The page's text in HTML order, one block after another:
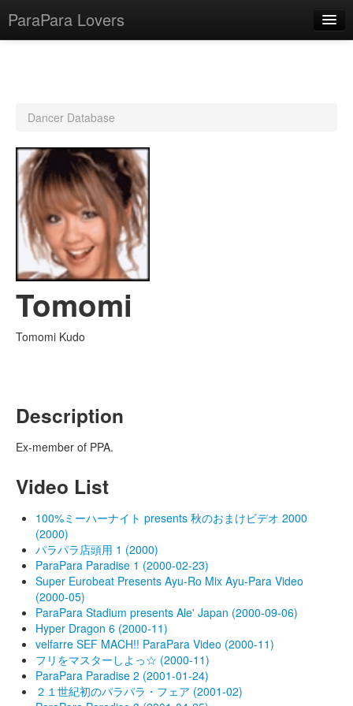
ParaPara Lovers
TechPara Video Database
CD Database
Lesson Database
English
Dancer Database
Tomomi
Tomomi Kudo
Description
Ex-member of PPA.
Video List
100%ミーハーナイト presents 秋のおまけビデオ 2000
(2000)
パラパラ店頭用 1 (2000)
ParaPara Paradise 1 (2000-02-23)
Super Eurobeat Presents Ayu-Ro Mix Ayu-Para Video
(2000-05)
ParaPara Stadium presents Ale' Japan (2000-09-06)
Hyper Dragon 6 (2000-11)
velfarre SEF MACH!! ParaPara Video (2000-11)
フリをマスターしよっ☆ (2000-11)
ParaPara Paradise 2 (2001-01-24)
２１世紀初のパラパラ・フェア (2001-02)